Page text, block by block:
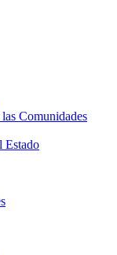
Comunidades
Estado